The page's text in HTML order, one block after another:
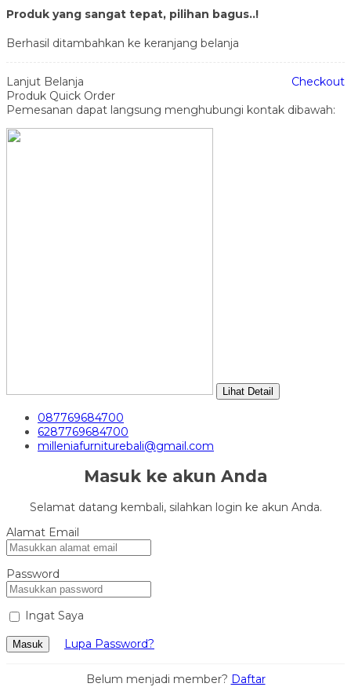
Produk yang sangat tepat, pilihan bagus..!
Berhasil ditambahkan ke keranjang belanja
Lanjut Belanja
Checkout
Produk Quick Order
Pemesanan dapat langsung menghubungi kontak dibawah:
Lihat Detail
087769684700
6287769684700
milleniafurniturebali@gmail.com
Masuk ke akun Anda
Selamat datang kembali, silahkan login ke akun Anda.
Alamat Email
Password
Ingat Saya
Masuk Lupa Password?
Belum menjadi member? Daftar